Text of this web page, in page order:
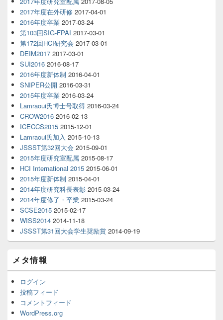
2017年度在外研修 2017-04-01
2016年度卒業 2017-03-24
第103回SIG-FPAI 2017-03-01
第172回HCI研究会 2017-03-01
DEIM2017 2017-03-01
SUI2016 2016-08-17
2016年度新体制 2016-04-01
SNIPER公開 2016-03-31
2015年度卒業 2016-03-24
Lamraoui氏博士号取得 2016-03-24
CROW2016 2016-02-13
ICECCS2015 2015-12-01
Lamraoui氏加入 2015-10-13
JSSST第32回大会 2015-09-01
2015年度研究室配属 2015-08-17
HCI International 2015 2015-06-01
2015年度新体制 2015-04-01
2014年度研究科長表彰 2015-03-24
2014年度修了・卒業 2015-03-24
SCSE2015 2015-02-17
WISS2014 2014-11-18
JSSST第31回大会学生奨励賞 2014-09-19
メタ情報
ログイン
投稿フィード
コメントフィード
WordPress.org